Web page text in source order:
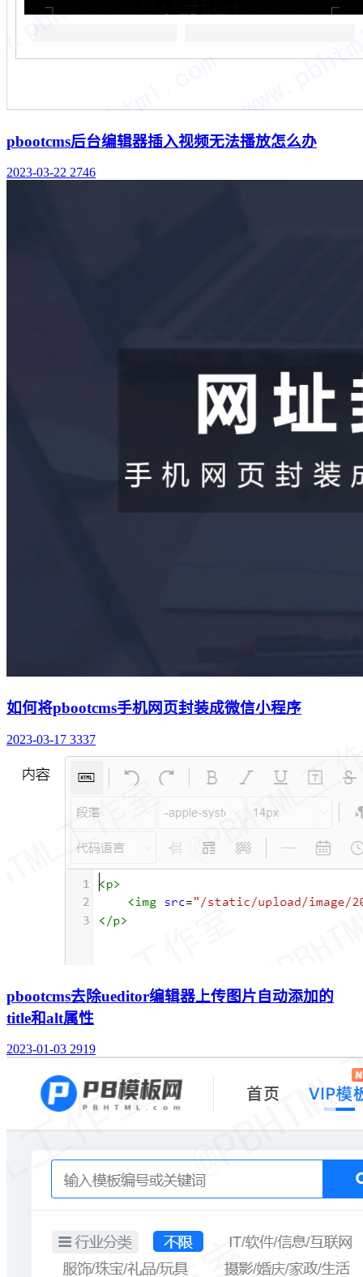
pbootcms后台编辑器插入视频无法播放怎么办
2023-03-22 2746
如何将pbootcms手机网页封装成微信小程序
2023-03-17 3337
pbootcms去除ueditor编辑器上传图片自动添加的
title和alt属性
2023-01-03 2919